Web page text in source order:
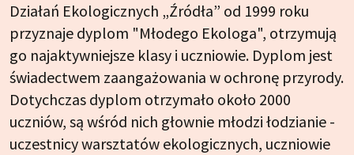
Działań Ekologicznych „Źródła” od 1999 roku
przyznaje dyplom "Młodego Ekologa", otrzymują
go najaktywniejsze klasy i uczniowie. Dyplom jest
świadectwem zaangażowania w ochronę przyrody.
Dotychczas dyplom otrzymało około 2000
uczniów, są wśród nich głownie młodzi łodzianie -
uczestnicy warsztatów ekologicznych, uczniowie